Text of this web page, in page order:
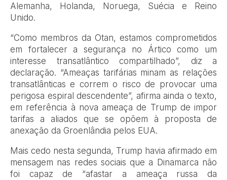
Alemanha, Holanda, Noruega, Suécia e Reino
Unido.
“Como membros da Otan, estamos comprometidos
em fortalecer a segurança no Ártico como um
interesse transatlântico compartilhado”, diz a
declaração. “Ameaças tarifárias minam as relações
transatlânticas e correm o risco de provocar uma
perigosa espiral descendente”, afirma ainda o texto,
em referência à nova ameaça de Trump de impor
tarifas a aliados que se opõem à proposta de
anexação da Groenlândia pelos EUA.
Mais cedo nesta segunda, Trump havia afirmado em
mensagem nas redes sociais que a Dinamarca não
foi capaz de “afastar a ameaça russa da